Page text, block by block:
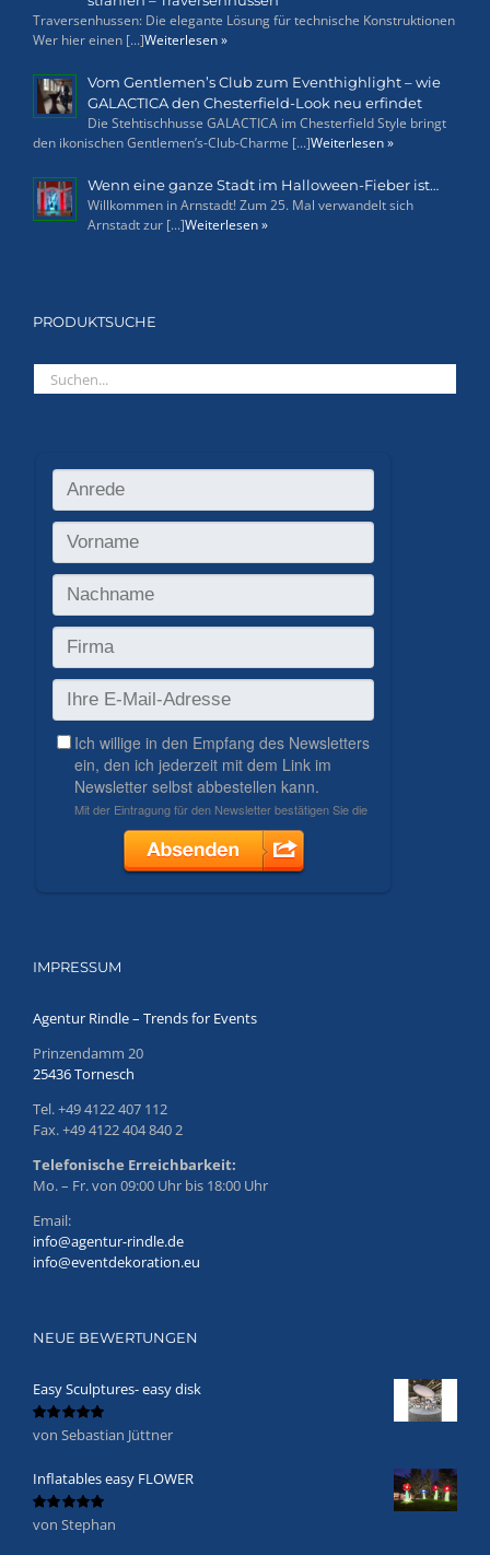
Traversenhussen: Die elegante Lösung für technische Konstruktionen
Wer hier einen [...]Weiterlesen »
Vom Gentlemen’s Club zum Eventhighlight – wie
GALACTICA den Chesterfield-Look neu erfindet
Die Stehtischhusse GALACTICA im Chesterfield Style bringt
den ikonischen Gentlemen’s-Club-Charme [...]Weiterlesen »
Wenn eine ganze Stadt im Halloween-Fieber ist…
Willkommen in Arnstadt! Zum 25. Mal verwandelt sich
Arnstadt zur [...]Weiterlesen »
PRODUKTSUCHE
IMPRESSUM
Agentur Rindle – Trends for Events
Prinzendamm 20
25436 Tornesch
Tel. +49 4122 407 112
Fax. +49 4122 404 840 2
Telefonische Erreichbarkeit:
Mo. – Fr. von 09:00 Uhr bis 18:00 Uhr
Email:
info@agentur-rindle.de
info@eventdekoration.eu
NEUE BEWERTUNGEN
Easy Sculptures- easy disk
Bewertet
von Sebastian Jüttner
Inflatables easy FLOWER
Bewertet
von 5
von Stephan